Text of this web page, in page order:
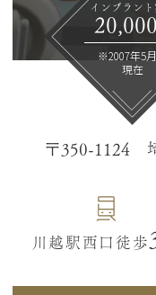
インプラント
20,000
※2007年5
現在
〒350-1124
川越駅西口徒歩